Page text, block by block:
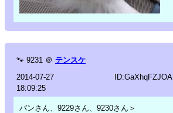
🐾 9231 ＠ テンスケ
2014-07-27
18:09:25
ID:GaXhqFZJOA
バンさん、9229さん、9230さん＞